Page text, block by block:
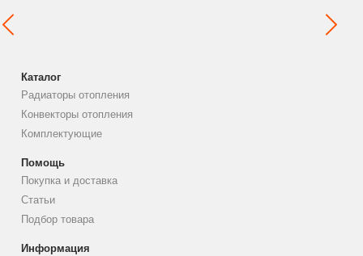
Каталог
Радиаторы отопления
Конвекторы отопления
Комплектующие
Помощь
Покупка и доставка
Статьи
Подбор товара
Информация